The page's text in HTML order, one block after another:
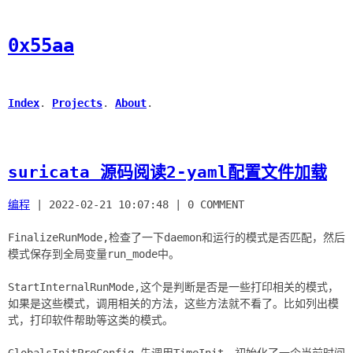
0x55aa
Index. Projects. About.
suricata 源码阅读2-yaml配置文件加载
编程 2022-02-21 10:07:48 0 COMMENT
FinalizeRunMode,检查了一下daemon和运行的模式是否匹配，然后
模式保存到全局变量run_mode中。
StartInternalRunMode,这个是判断是否是一些打印相关的模式，
如果是这些模式，调用相关的方法，这些方法就不看了。比如列出模
式，打印软件帮助等这类的模式。